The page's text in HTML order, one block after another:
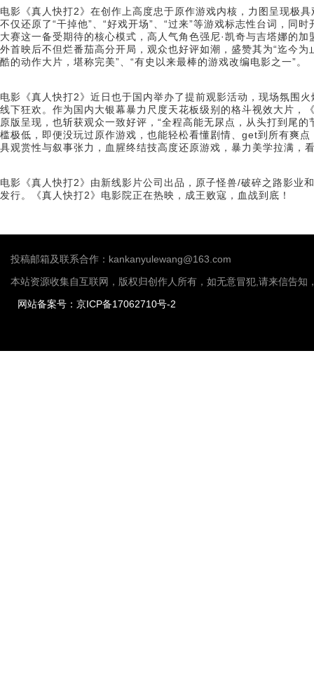
电影《真人快打2》在创作上高度忠于原作游戏内核，力图呈现极
不仅还原了“干掉他”、“好戏开场”、“过来”等游戏标志性台词，同
大赛这一备受期待的核心模式，高人气角色强尼·凯奇与吉塔娜的
外首映后不但烂番茄高分开局，观众也好评如潮，盛赞其为“迄今
酷的动作大片，堪称完美”、“有史以来最棒的游戏改编电影之一”。
电影《真人快打2》近日也于国内举办了提前观影活动，现场氛围
线下狂欢。作为国内大银幕暴力尺度天花板级别的格斗视效大片，
原版呈现，也斩获观众一致好评，“全程高能无尿点，从头打到尾
槛极低，即便没玩过原作游戏，也能轻松看懂剧情、get到所有爽
具观赏性与叙事张力，血腥终结技高度还原游戏，暴力美学拉满，
电影《真人快打2》由新线影片公司出品，原子怪兽/破碎之路影业
发行。《真人快打2》电影院正在热映，成王败寇，血战到底！
投稿邮箱及联系合作：kankanyulewang@163.com
本站资源收集自互联网，版权归创作人所有，如无意冒犯,请来信告知
网站备案号：京ICP备17062710号-2